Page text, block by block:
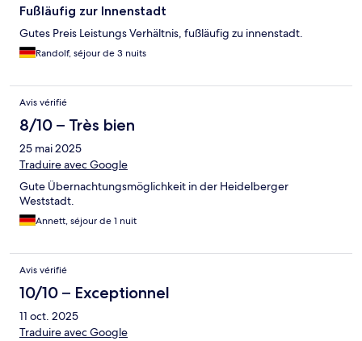
Fußläufig zur Innenstadt
Gutes Preis Leistungs Verhältnis, fußläufig zu innenstadt.
Randolf, séjour de 3 nuits
Avis vérifié
8/10 – Très bien
25 mai 2025
Traduire avec Google
Gute Übernachtungsmöglichkeit in der Heidelberger
Weststadt.
Annett, séjour de 1 nuit
Avis vérifié
10/10 – Exceptionnel
11 oct. 2025
Traduire avec Google